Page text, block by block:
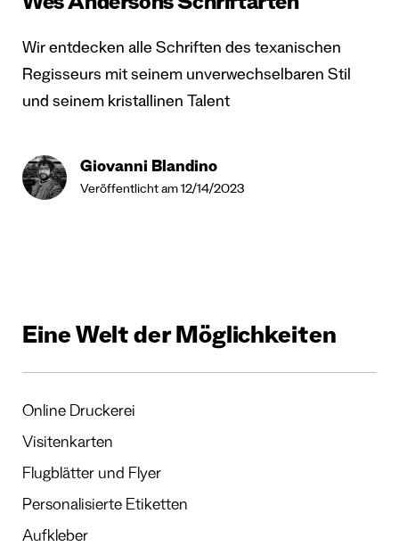
Wes Andersons Schriftarten
Wir entdecken alle Schriften des texanischen
Regisseurs mit seinem unverwechselbaren Stil
und seinem kristallinen Talent
Giovanni Blandino
Veröffentlicht am 12/14/2023
Eine Welt der Möglichkeiten
Online Druckerei
Visitenkarten
Flugblätter und Flyer
Personalisierte Etiketten
Aufkleber